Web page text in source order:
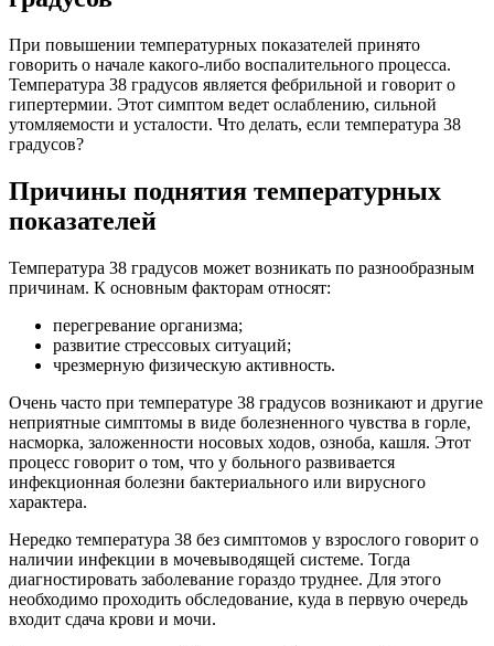
При повышении температурных показателей принято
говорить о начале какого-либо воспалительного процесса.
Температура 38 градусов является фебрильной и говорит о
гипертермии. Этот симптом ведет ослаблению, сильной
утомляемости и усталости. Что делать, если температура 38
градусов?
Причины поднятия температурных
показателей
Температура 38 градусов может возникать по разнообразным
причинам. К основным факторам относят:
перегревание организма;
развитие стрессовых ситуаций;
чрезмерную физическую активность.
Очень часто при температуре 38 градусов возникают и другие
неприятные симптомы в виде болезненного чувства в горле,
насморка, заложенности носовых ходов, озноба, кашля. Этот
процесс говорит о том, что у больного развивается
инфекционная болезни бактериального или вирусного
характера.
Нередко температура 38 без симптомов у взрослого говорит о
наличии инфекции в мочевыводящей системе. Тогда
диагностировать заболевание гораздо труднее. Для этого
необходимо проходить обследование, куда в первую очередь
входит сдача крови и мочи.